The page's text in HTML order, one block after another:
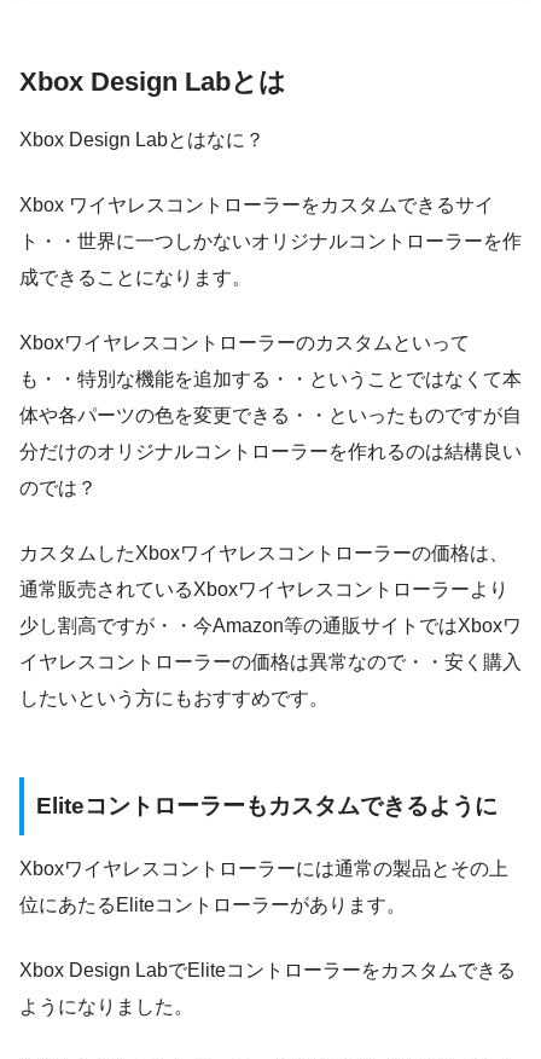
Xbox Design Labとは
Xbox Design Labとはなに？
Xbox ワイヤレスコントローラーをカスタムできるサイ
ト・・世界に一つしかないオリジナルコントローラーを作
成できることになります。
Xboxワイヤレスコントローラーのカスタムといって
も・・特別な機能を追加する・・ということではなくて本
体や各パーツの色を変更できる・・といったものですが自
分だけのオリジナルコントローラーを作れるのは結構良い
のでは？
カスタムしたXboxワイヤレスコントローラーの価格は、
通常販売されているXboxワイヤレスコントローラーより
少し割高ですが・・今Amazon等の通販サイトではXboxワ
イヤレスコントローラーの価格は異常なので・・安く購入
したいという方にもおすすめです。
Eliteコントローラーもカスタムできるように
Xboxワイヤレスコントローラーには通常の製品とその上
位にあたるEliteコントローラーがあります。
Xbox Design LabでEliteコントローラーをカスタムできる
ようになりました。